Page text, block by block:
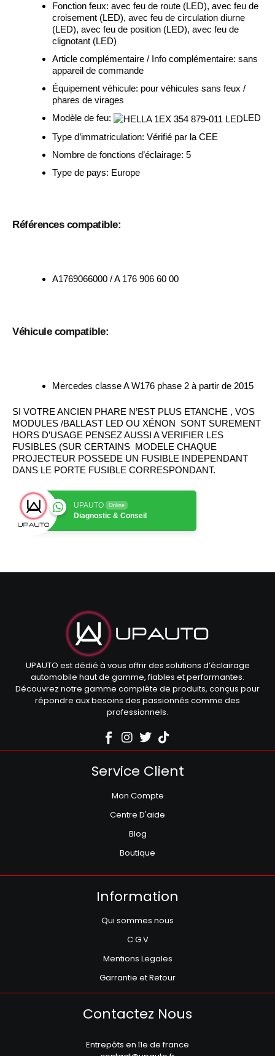
Fonction feux: avec feu de route (LED), avec feu de
croisement (LED), avec feu de circulation diurne
(LED), avec feu de position (LED), avec feu de
clignotant (LED)
Article complémentaire / Info complémentaire: sans
appareil de commande
Équipement véhicule: pour véhicules sans feux /
phares de virages
Modèle de feu:
LED
Type d’immatriculation: Vérifié par la CEE
Nombre de fonctions d’éclairage: 5
Type de pays: Europe
Références compatible:
A1769066000 / A 176 906 60 00
Véhicule compatible:
Mercedes classe A W176 phase 2 à partir de 2015
SI VOTRE ANCIEN PHARE N’EST PLUS ETANCHE , VOS
MODULES /BALLAST LED OU XÉNON SONT SUREMENT
HORS D’USAGE PENSEZ AUSSI A VERIFIER LES
FUSIBLES (SUR CERTAINS MODELE CHAQUE
PROJECTEUR POSSEDE UN FUSIBLE INDEPENDANT
DANS LE PORTE FUSIBLE CORRESPONDANT.
UPAUTO Online
Diagnostic & Conseil
UPAUTO est dédié à vous offrir des solutions d’éclairage
automobile haut de gamme, fiables et performantes.
Découvrez notre gamme complète de produits, conçus pour
répondre aux besoins des passionnés comme des
professionnels.
Service Client
Mon Compte
Centre D'aide
Blog
Boutique
Information
Qui sommes nous
C.G.V
Mentions Legales
Garrantie et Retour
Contactez Nous
Entrepôts en île de france